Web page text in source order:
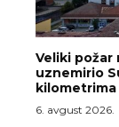
Veliki požar
uznemirio
kilometrima
6. avgust 2026.